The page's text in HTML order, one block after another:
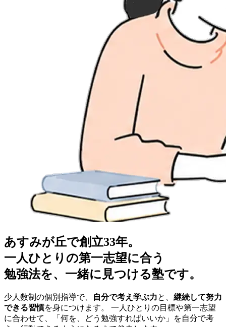
あすみが丘で創立33年。
一人ひとりの第一志望に合う
勉強法を、一緒に見つける塾です。
少人数制の個別指導で、 自分で考え学ぶ力と、 継続して努力
できる習慣を身につけます。 一人ひとりの目標や第一志望
に合わせて、「何を、どう勉強すればいいか」を自分で考